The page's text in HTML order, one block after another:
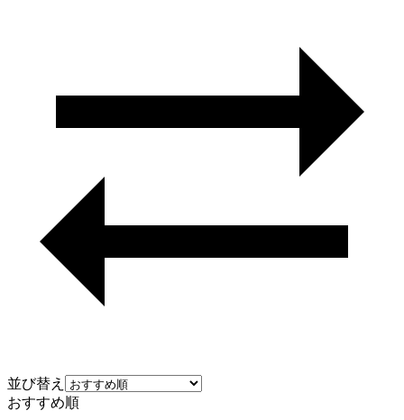
並び替え
おすすめ順